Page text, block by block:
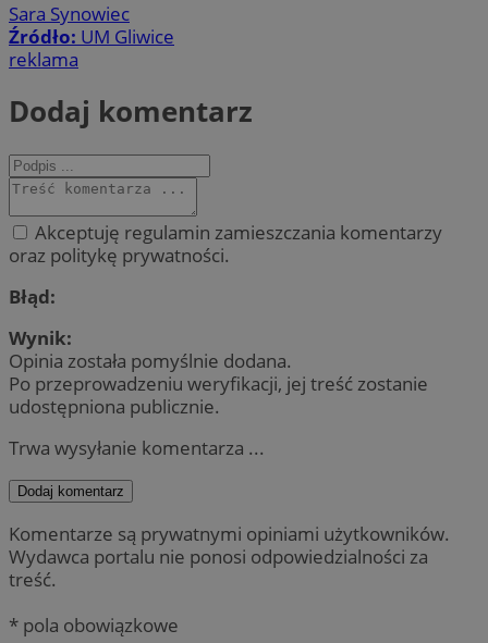
Sara Synowiec
Źródło: UM Gliwice
reklama
Dodaj komentarz
Akceptuję regulamin zamieszczania komentarzy
oraz politykę prywatności.
Błąd:
Wynik:
Opinia została pomyślnie dodana.
Po przeprowadzeniu weryfikacji, jej treść zostanie
udostępniona publicznie.
Trwa wysyłanie komentarza ...
Dodaj komentarz
Komentarze są prywatnymi opiniami użytkowników.
Wydawca portalu nie ponosi odpowiedzialności za
treść.
* pola obowiązkowe